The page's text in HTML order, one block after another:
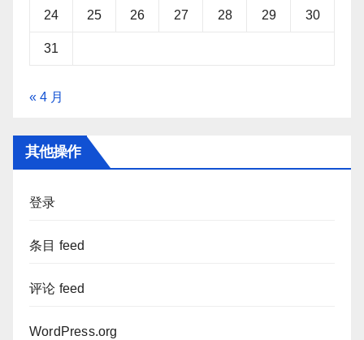
24 25 26 27 28 29 30
31
« 4 月
其他操作
登录
条目 feed
评论 feed
WordPress.org